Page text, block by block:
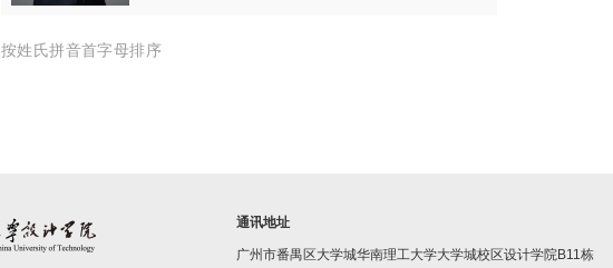
按姓氏拼音首字母排序
通讯地址
广州市番禺区大学城华南理工大学大学城校区设计学院B11栋